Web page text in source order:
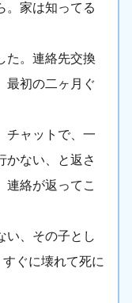
。家は知ってる
た。連絡先交換
最初の二ヶ月ぐ
チャットで、一
かない、と返さ
連絡が返ってこ
い、その子とし
ぐに壊れて死に